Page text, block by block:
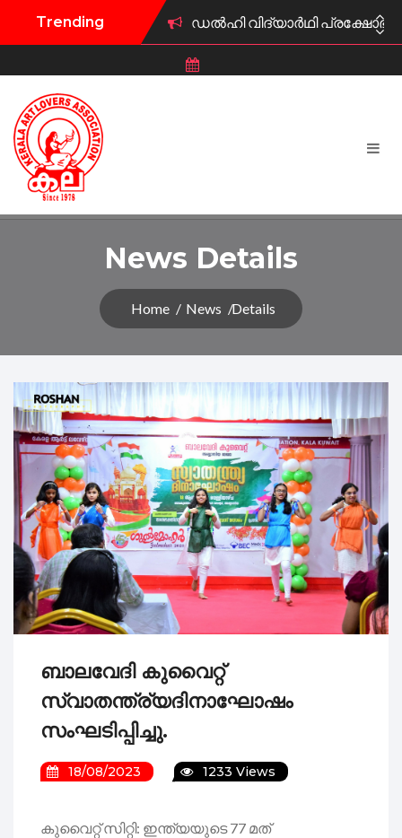
Trending ഡൽഹി വിദ്യാർഥി
കല കുവൈറ്റ് വി.എസ്
കല കുവൈറ്റ് ഫിഫ ലോകകപ്പ്
കല കുവൈറ്റ് ഫിഫ ലോകകപ്പ്
കല കുവൈറ്റ്
കല കുവൈറ്റിന് പുതിയ
അഞ്ചാമത് ലോകകേരള സഭ;
കല കുവൈറ്റ്‌ ഫിലിം
ചെറിയ ഫ്രെയിമുകളിൽ
മലയാളം മിഷൻ കുവൈറ്റ്‌
മരണാനന്തര സഹായം
News Details
Home News Details
ബാലവേദി കുവൈറ്റ്
സ്വാതന്ത്ര്യദിനാഘോഷം
സംഘടിപ്പിച്ചു.
18/08/2023 1233 Views
കുവൈറ്റ് സിറ്റി: ഇന്ത്യയുടെ 77 മത്